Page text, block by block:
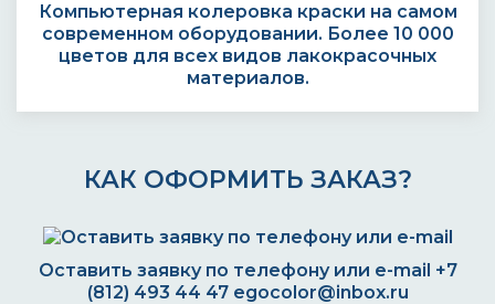
Компьютерная колеровка краски на самом
современном оборудовании. Более 10 000
цветов для всех видов лакокрасочных
материалов.
КАК ОФОРМИТЬ ЗАКАЗ?
Оставить заявку по телефону или e-mail +7
(812) 493 44 47 egocolor@inbox.ru